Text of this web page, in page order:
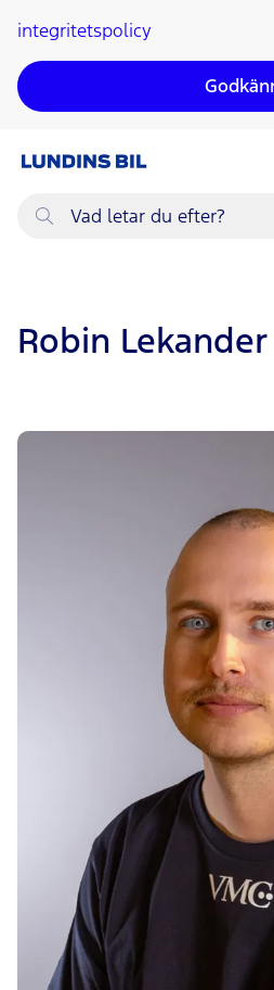
huvudinnehållet
integritetspolicy
Vad
Robin Lekander